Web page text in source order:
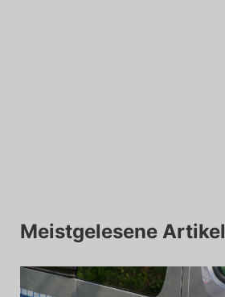
Meistgelesene Artikel